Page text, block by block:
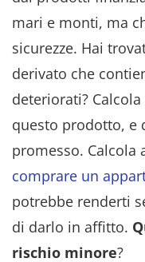
mari e monti, ma
sicurezze. Hai
derivato che
deteriorati?
questo prodotto, e
promesso. Calcola
comprare un
potrebbe renderti
di darlo in affitto.
rischio minore?